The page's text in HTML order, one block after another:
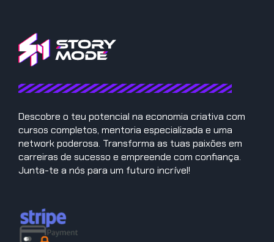
Descobre o teu potencial na economia criativa com
cursos completos, mentoria especializada e uma
network poderosa. Transforma as tuas paixões em
carreiras de sucesso e empreende com confiança.
Junta-te a nós para um futuro incrível!